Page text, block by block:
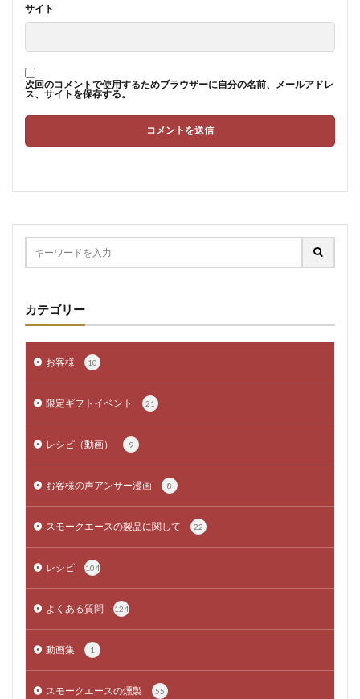
サイト
次回のコメントで使用するためブラウザーに自分の名前、メールアドレ
ス、サイトを保存する。
カテゴリー
お客様 10
限定ギフトイベント 21
レシピ（動画） 9
お客様の声アンサー漫画 8
スモークエースの製品に関して 22
レシピ 104
よくある質問 124
動画集 1
スモークエースの燻製 55